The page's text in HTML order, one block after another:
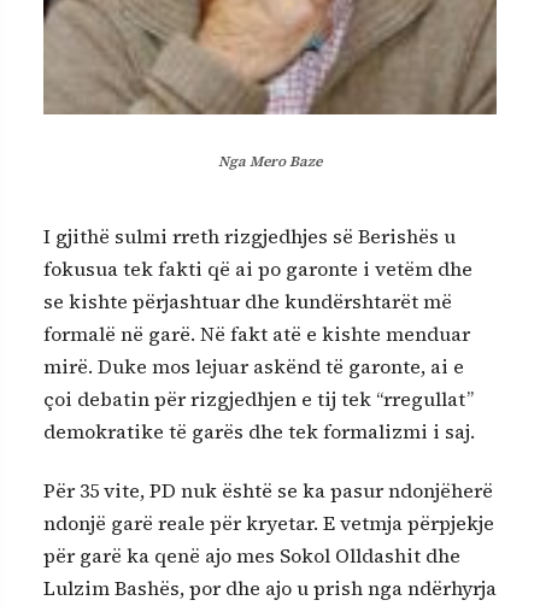
NgaMero Baze
I gjithë sulmi rreth rizgjedhjes së Berishës u
fokusua tek fakti që ai po garonte i vetëm dhe
se kishte përjashtuar dhe kundërshtarët më
formalë në garë. Në fakt atë e kishte menduar
mirë. Duke mos lejuar askënd të garonte, ai e
çoi debatin për rizgjedhjen e tij tek “rregullat”
demokratike të garës dhe tek formalizmi i saj.
Për 35 vite, PD nuk është se ka pasur ndonjëherë
ndonjë garë reale për kryetar. E vetmja përpjekje
për garë ka qenë ajo mes Sokol Olldashit dhe
Lulzim Bashës, por dhe ajo u prish nga ndërhyrja